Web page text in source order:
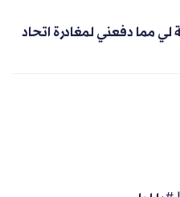
مما دفعني لمغادرة اتحاد